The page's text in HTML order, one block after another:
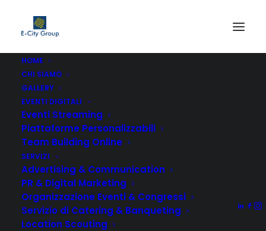
HOME
CHI SIAMO
GALLERY
EVENTI DIGITALI
Eventi Streaming
Piattaforme Personalizzabili
Team Building Online
SERVIZI
Advertising & Communication
PR & Digital Marketing
Organizzazione Eventi & Congressi
Servizio di Catering & Banqueting
Location Scouting